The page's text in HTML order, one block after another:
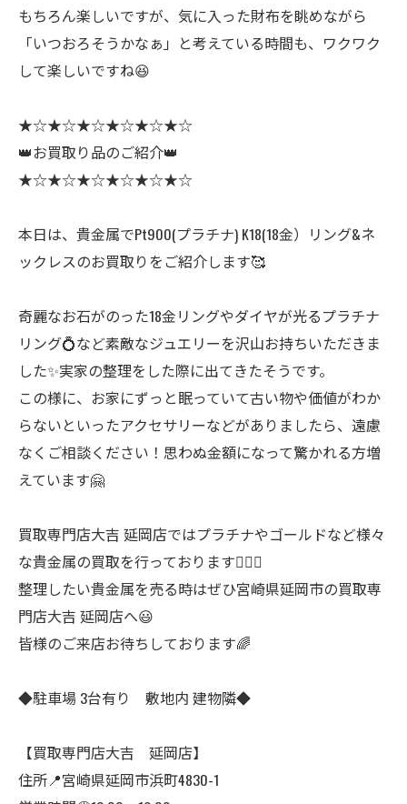
もちろん楽しいですが、気に入った財布を眺めながら
「いつおろそうかなぁ」と考えている時間も、ワクワク
して楽しいですね😆
★☆★☆★☆★☆★☆★☆
👑お買取り品のご紹介👑
★☆★☆★☆★☆★☆★☆
本日は、貴金属でPt900(プラチナ) K18(18金）リング&ネ
ックレスのお買取りをご紹介します🥰
奇麗なお石がのった18金リングやダイヤが光るプラチナ
リング💍など素敵なジュエリーを沢山お持ちいただきま
した✨実家の整理をした際に出てきたそうです。
この様に、お家にずっと眠っていて古い物や価値がわか
らないといったアクセサリーなどがありましたら、遠慮
なくご相談ください！思わぬ金額になって驚かれる方増
えています🤗
買取専門店大吉 延岡店ではプラチナやゴールドなど様々
な貴金属の買取を行っております🙋‍♀️✨
整理したい貴金属を売る時はぜひ宮崎県延岡市の買取専
門店大吉 延岡店へ😃
皆様のご来店お待ちしております🌈
◆駐車場 3台有り 敷地内 建物隣◆
【買取専門店大吉 延岡店】
住所📍宮崎県延岡市浜町4830-1